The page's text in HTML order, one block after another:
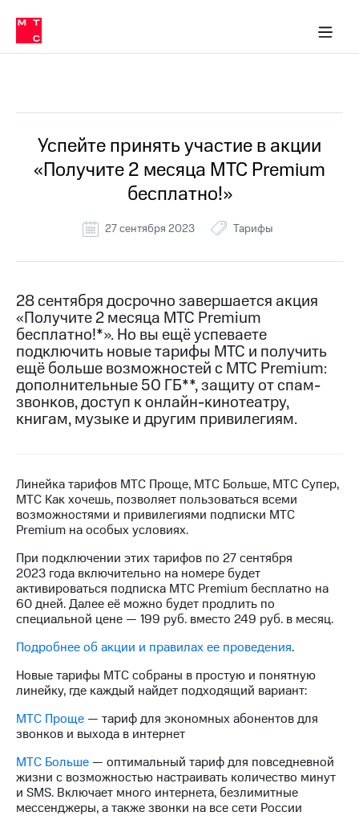
связь
Сервисы и подписки
30% на связь
кабинеты
Мобильная
и
Спутниковое
ТВ
Деньги
Перенести
в МТС
Тарифы
Услуги
Роуминг
Семейная
Заказать
SIM-
карту
Оформить
eSIM
SIM-
карта
для
чистый
номер
Выбрать
красивый
Заменить
SIM-
карту
в МТС
Услуги
Личный
Скачать
Мой
МТС
Акции
Скидка 30%
на связь
Тарифы
RED,
дешевле
при
оплате
с карты
Деньги
Выберите
и подключите
ТВ
тарифом
Тарифы
Интернет,
ТВ и телефон
Услуги
Успейте принять участие в акции
«Получите 2 месяца МТС Premium
бесплатно!»
27 сентября 2023 Тарифы
28 сентября досрочно завершается акция
«Получите 2 месяца МТС Premium
бесплатно!*». Но вы ещё успеваете
подключить новые тарифы МТС и получить
ещё больше возможностей с МТС Premium:
дополнительные 50 ГБ**, защиту от спам-
звонков, доступ к онлайн-кинотеатру,
книгам, музыке и другим привилегиям.
Линейка тарифов МТС Проще, МТС Больше, МТС Супер,
МТС Как хочешь, позволяет пользоваться всеми
возможностями и привилегиями подписки МТС
Premium на особых условиях.
При подключении этих тарифов по 27 сентября
2023 года включительно на номере будет
активироваться подписка МТС Premium бесплатно на
60 дней. Далее её можно будет продлить по
специальной цене — 199 руб. вместо 249 руб. в месяц.
Подробнее об акции и правилах ее проведения.
Новые тарифы МТС собраны в простую и понятную
линейку, где каждый найдет подходящий вариант:
МТС Проще — тариф для экономных абонентов для
звонков и выхода в интернет
МТС Больше — оптимальный тариф для повседневной
жизни с возможностью настраивать количество минут
и SMS. Включает много интернета, безлимитные
мессенджеры, а также звонки на все сети России